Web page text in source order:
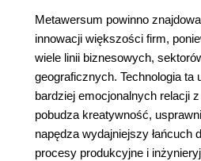
Metawersum powinno
innowacji większości firm,
wiele linii biznesowych,
geograficznych. Technologia ta
bardziej emocjonalnych relacji
pobudza kreatywność,
napędza wydajniejszy łańcuch
procesy produkcyjne i